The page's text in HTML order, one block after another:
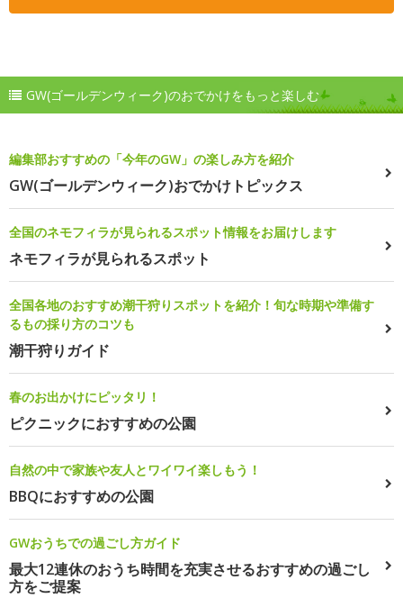
GW(ゴールデンウィーク)のおでかけをもっと楽しむ
編集部おすすめの「今年のGW」の楽しみ方を紹介
GW(ゴールデンウィーク)おでかけトピックス
全国のネモフィラが見られるスポット情報をお届けします
ネモフィラが見られるスポット
全国各地のおすすめ潮干狩りスポットを紹介！旬な時期や準備す
るもの採り方のコツも
潮干狩りガイド
春のお出かけにピッタリ！
ピクニックにおすすめの公園
自然の中で家族や友人とワイワイ楽しもう！
BBQにおすすめの公園
GWおうちでの過ごし方ガイド
最大12連休のおうち時間を充実させるおすすめの過ごし
方をご提案